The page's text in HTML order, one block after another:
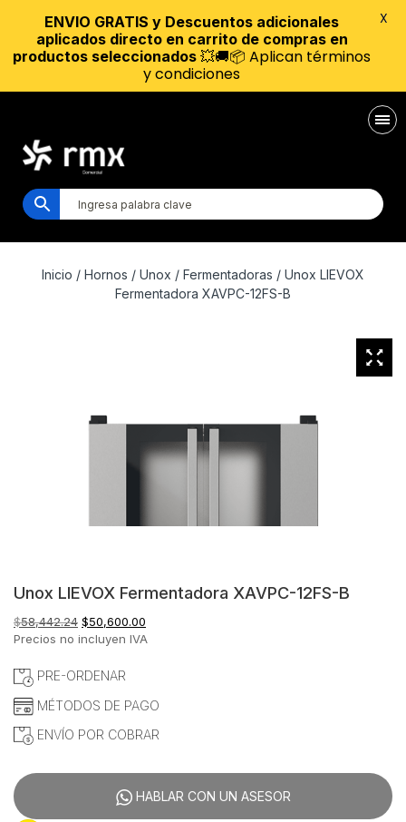
Inicio / Hornos / Unox / Fermentadoras / Unox LIEVOX
Fermentadora XAVPC-12FS-B
Unox LIEVOX Fermentadora XAVPC-12FS-B
$58,442.24 El
precio
era:
$50,600.00
precio
Precios no incluyen IVA
PRE-ORDENAR
MÉTODOS DE PAGO
ENVÍO POR COBRAR
HABLAR CON UN ASESOR
ENVIO GRATIS y Descuentos adicionales
aplicados directo en carrito de compras en
productos seleccionados 💥🚚📦 Aplican términos
y condiciones
X